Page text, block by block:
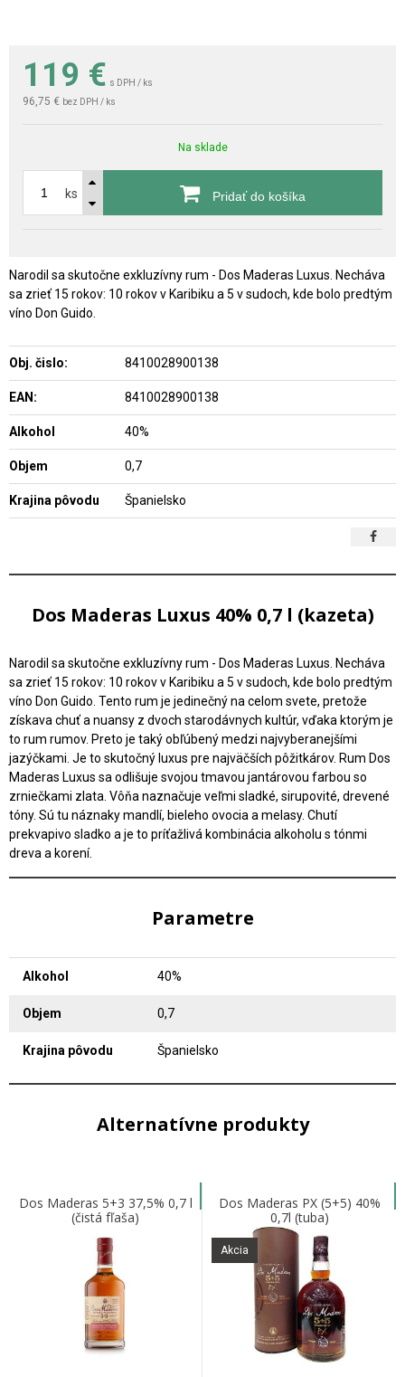
119 € s DPH / ks
96,75 € bez DPH / ks
Na sklade
ks Pridať do košíka
Narodil sa skutočne exkluzívny rum - Dos Maderas Luxus. Necháva
sa zrieť 15 rokov: 10 rokov v Karibiku a 5 v sudoch, kde bolo predtým
víno Don Guido.
Obj. čislo: 8410028900138
EAN: 8410028900138
Alkohol 40%
Objem 0,7
Krajina pôvodu Španielsko
Dos Maderas Luxus 40% 0,7 l (kazeta)
Narodil sa skutočne exkluzívny rum - Dos Maderas Luxus. Necháva
sa zrieť 15 rokov: 10 rokov v Karibiku a 5 v sudoch, kde bolo predtým
víno Don Guido. Tento rum je jedinečný na celom svete, pretože
získava chuť a nuansy z dvoch starodávnych kultúr, vďaka ktorým je
to rum rumov. Preto je taký obľúbený medzi najvyberanejšími
jazýčkami. Je to skutočný luxus pre najväčších pôžitkárov. Rum Dos
Maderas Luxus sa odlišuje svojou tmavou jantárovou farbou so
zrniečkami zlata. Vôňa naznačuje veľmi sladké, sirupovité, drevené
tóny. Sú tu náznaky mandlí, bieleho ovocia a melasy. Chutí
prekvapivo sladko a je to príťažlivá kombinácia alkoholu s tónmi
dreva a korení.
Parametre
Alkohol 40%
Objem 0,7
Krajina pôvodu Španielsko
Alternatívne produkty
Dos Maderas 5+3 37,5% 0,7 l
(čistá fľaša)
Dos Maderas PX (5+5) 40%
0,7l (tuba)
Akcia